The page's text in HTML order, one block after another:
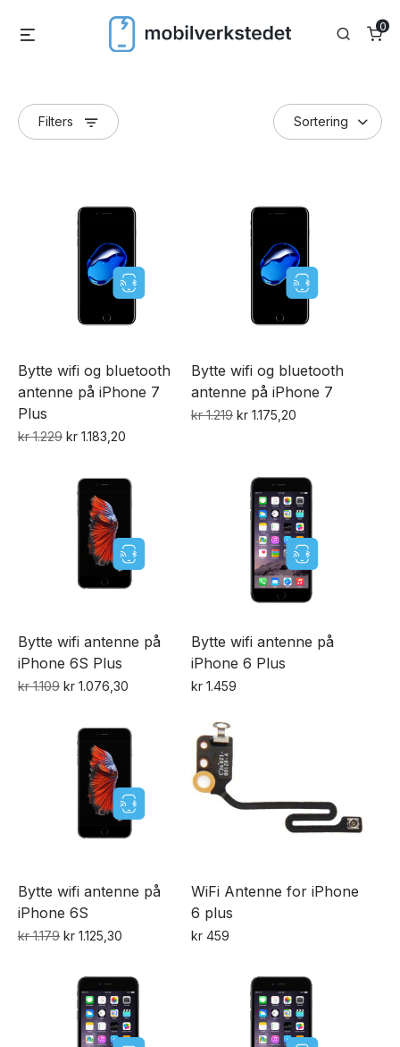
Search
0
Filters
Bytte wifi og bluetooth
antenne på iPhone 7
Plus
kr1.229 Opprinnelig
var:
kr 1.229.
kr 1.183,20
er:
kr 1.183,20.
Bytte wifi og bluetooth
antenne på iPhone 7
kr1.219 Opprinnelig
kr 1.219.
kr 1.175,20
kr 1.175,20.
Bytte wifi antenne på
iPhone 6S Plus
kr1.109 Opprinnelig
var:
kr 1.109.
kr 1.076,30 Nåværende
er:
kr 1.076,30.
Bytte wifi antenne på
iPhone 6 Plus
kr 1.459
Bytte wifi antenne på
iPhone 6S
kr1.179 Opprinnelig
var:
kr 1.179.
kr 1.125,30 Nåværende
er:
kr 1.125,30.
WiFi Antenne for iPhone
6 plus
kr 459